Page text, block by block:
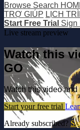
Browse Search
TRỢ GIÚP LỊCH
Start Free Trial Sign
Live stream preview
Watch this
GO
Watch this video
Start your free trial
Already subscribed?